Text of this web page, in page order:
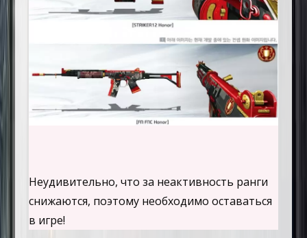
Неудивительно, что за неактивность ранги
снижаются, поэтому необходимо оставаться
в игре!